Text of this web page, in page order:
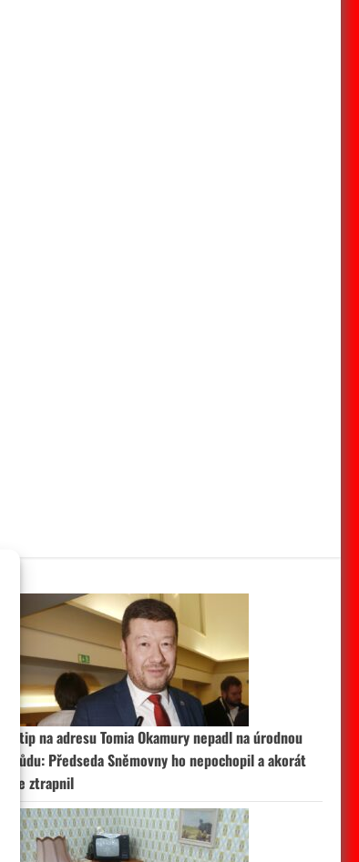
Vtip na adresu Tomia Okamury nepadl na úrodnou
půdu: Předseda Sněmovny ho nepochopil a akorát
se ztrapnil